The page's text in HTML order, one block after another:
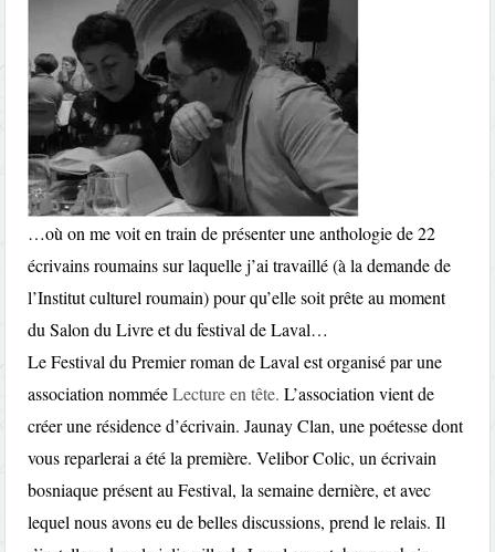
…où on me voit en train de présenter une anthologie de 22
écrivains roumains sur laquelle j’ai travaillé (à la demande de
l’Institut culturel roumain) pour qu’elle soit prête au moment
du Salon du Livre et du festival de Laval…
Le Festival du Premier roman de Laval est organisé par une
association nomméeLecture en tête. L’association vient de
créer une résidence d’écrivain. Jaunay Clan, une poétesse dont
vous reparlerai a été la première. Velibor Colic, un écrivain
bosniaque présent au Festival, la semaine dernière, et avec
lequel nous avons eu de belles discussions, prend le relais. Il